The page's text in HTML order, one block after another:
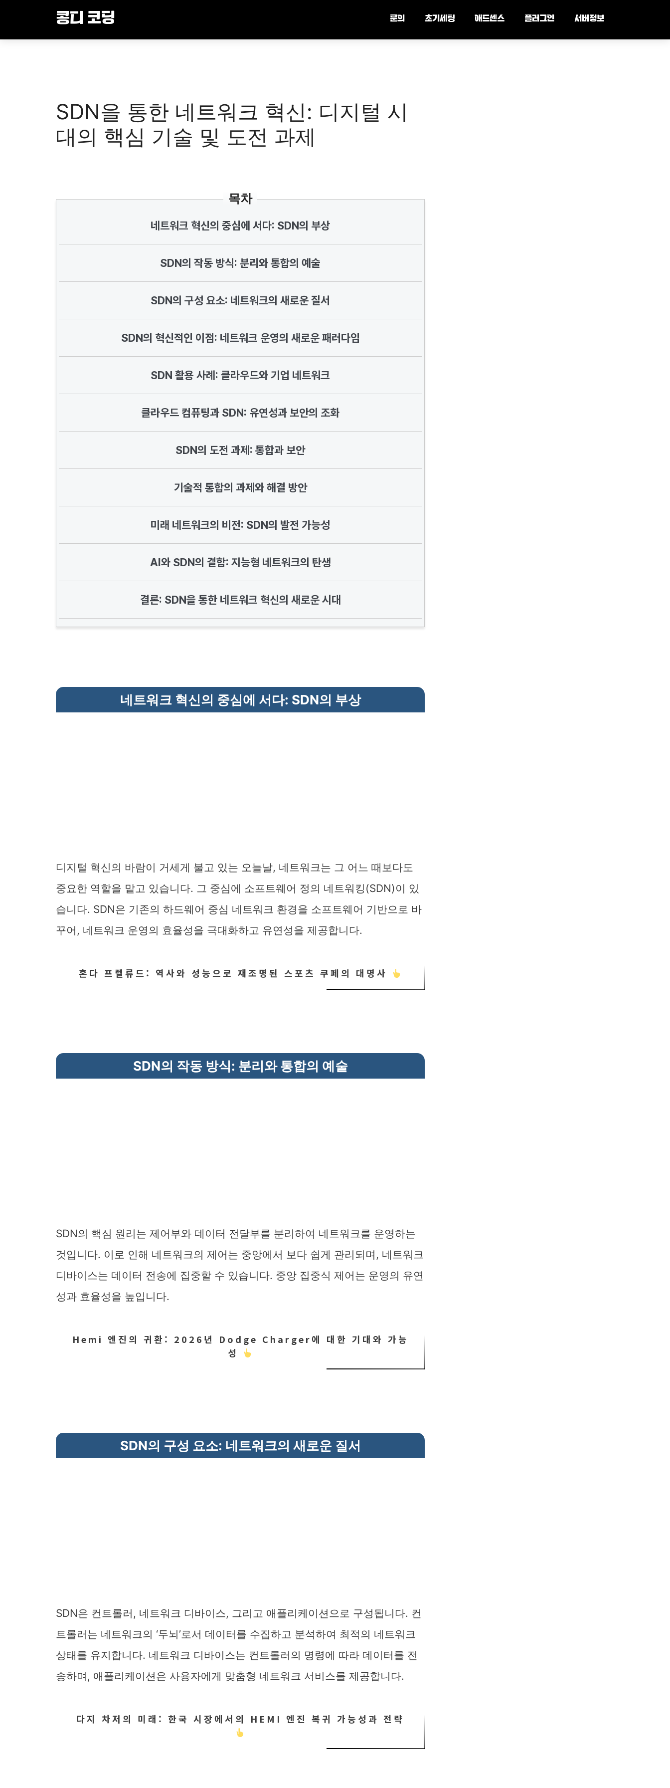
콩디 코딩 문의 초기세팅 애드센스 플러그인 서버정보
SDN을 통한 네트워크 혁신: 디지털 시
대의 핵심 기술 및 도전 과제
목차
네트워크 혁신의 중심에 서다: SDN의 부상
SDN의 작동 방식: 분리와 통합의 예술
SDN의 구성 요소: 네트워크의 새로운 질서
SDN의 혁신적인 이점: 네트워크 운영의 새로운 패러다임
SDN 활용 사례: 클라우드와 기업 네트워크
클라우드 컴퓨팅과 SDN: 유연성과 보안의 조화
SDN의 도전 과제: 통합과 보안
기술적 통합의 과제와 해결 방안
미래 네트워크의 비전: SDN의 발전 가능성
AI와 SDN의 결합: 지능형 네트워크의 탄생
결론: SDN을 통한 네트워크 혁신의 새로운 시대
네트워크 혁신의 중심에 서다: SDN의 부상
디지털 혁신의 바람이 거세게 불고 있는 오늘날, 네트워크는 그 어느 때보다도
중요한 역할을 맡고 있습니다. 그 중심에 소프트웨어 정의 네트워킹(SDN)이 있
습니다. SDN은 기존의 하드웨어 중심 네트워크 환경을 소프트웨어 기반으로 바
꾸어, 네트워크 운영의 효율성을 극대화하고 유연성을 제공합니다.
혼다 프렐류드: 역사와 성능으로 재조명된 스포츠 쿠페의 대명사
SDN의 작동 방식: 분리와 통합의 예술
SDN의 핵심 원리는 제어부와 데이터 전달부를 분리하여 네트워크를 운영하는
것입니다. 이로 인해 네트워크의 제어는 중앙에서 보다 쉽게 관리되며, 네트워크
디바이스는 데이터 전송에 집중할 수 있습니다. 중앙 집중식 제어는 운영의 유연
성과 효율성을 높입니다.
Hemi 엔진의 귀환: 2026년 Dodge Charger에 대한 기대와 가능
성
SDN의 구성 요소: 네트워크의 새로운 질서
SDN은 컨트롤러, 네트워크 디바이스, 그리고 애플리케이션으로 구성됩니다. 컨
트롤러는 네트워크의 ‘두뇌’로서 데이터를 수집하고 분석하여 최적의 네트워크
상태를 유지합니다. 네트워크 디바이스는 컨트롤러의 명령에 따라 데이터를 전
송하며, 애플리케이션은 사용자에게 맞춤형 네트워크 서비스를 제공합니다.
다지 차저의 미래: 한국 시장에서의 HEMI 엔진 복귀 가능성과 전략